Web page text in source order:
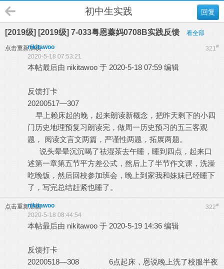
回复
初中生实践
[2019级] [2019级] 7-033粤恩蓁妈0708B实践反馈 看全部
点击重新加载 321#
nikitawoo
2020-5-18 07:53:21
本帖最后由 nikitawoo 于 2020-5-18 07:59 编辑
反馈打卡
20200517—307
早上赖床起的晚，起来朗读新概念，把昨天剩下的小四
门历史地理预复习朗读完，做周一历史预习的五三客观
题， 阅读文言文两篇，严谨性两题，拓展两题。
说头晕晕沉沉喝了祛湿茶去午睡，睡到四点，起来口
述第一章第五节平方差公式，然后上了半节作文课，洗澡
吃晚饭，然后回校参加班会，晚上到家我和妹妹已经睡下
了，写完总结赶紧也睡了。
点击重新加载 322#
nikitawoo
2020-5-18 08:44:54
本帖最后由 nikitawoo 于 2020-5-19 14:36 编辑
反馈打卡
20200518—308 6点起床，恩说晚上洗了校服半夜